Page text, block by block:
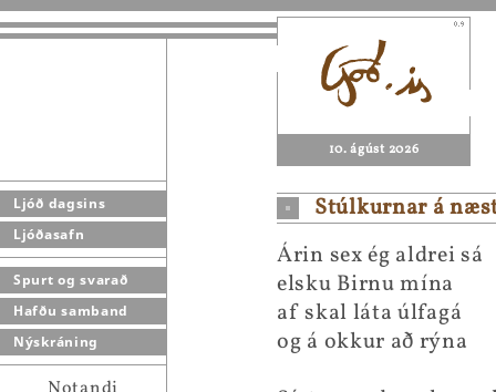
Ljóð dagsins
Ljóðasafn
Spurt og svarað
Hafðu samband
Nýskráning
10. ágúst 2026
Stúlkurnar á
Árin sex ég aldrei sá
elsku Birnu mína
af skal láta úlfagá
og á okkur að rýna